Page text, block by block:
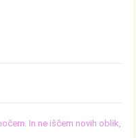
In ne iščem novih oblik,